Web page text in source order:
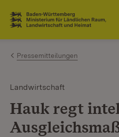
Zum Inhalt springen
Link zur Startseite
Pressemitteilungen
Landwirtschaft
Hauk regt